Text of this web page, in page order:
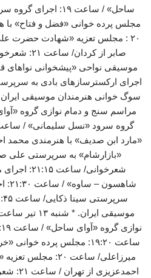
مجلس پرده خوانی «فضل و فتاح»
۲۰ : مجلس تعزیه «شهادت حضرت
شعرخوانی/
ساعت ۱۹:۲۰: مجلس پرده
میرزاعلی/ ساعت ۲۰: